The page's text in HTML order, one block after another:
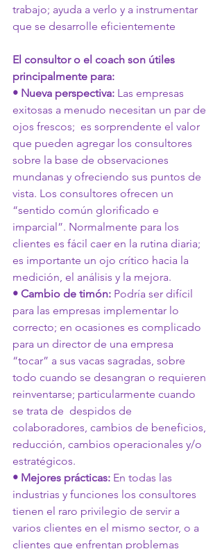
trabajo; ayuda a verlo y a instrumentar
que se desarrolle eficientemente
El consultor o el coach son útiles
principalmente para:
• Nueva perspectiva: Las empresas
exitosas a menudo necesitan un par de
ojos frescos;  es sorprendente el valor
que pueden agregar los consultores
sobre la base de observaciones
mundanas y ofreciendo sus puntos de
vista. Los consultores ofrecen un
“sentido común glorificado e
imparcial”. Normalmente para los
clientes es fácil caer en la rutina diaria;
es importante un ojo crítico hacia la
medición, el análisis y la mejora.
• Cambio de timón: Podría ser difícil
para las empresas implementar lo
correcto; en ocasiones es complicado
para un director de una empresa
“tocar” a sus vacas sagradas, sobre
todo cuando se desangran o requieren
reinventarse; particularmente cuando
se trata de  despidos de
colaboradores, cambios de beneficios,
reducción, cambios operacionales y/o
estratégicos.
• Mejores prácticas: En todas las
industrias y funciones los consultores
tienen el raro privilegio de servir a
varios clientes en el mismo sector, o a
clientes que enfrentan problemas